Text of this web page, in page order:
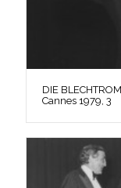
DIE
Cannes 1979, 3